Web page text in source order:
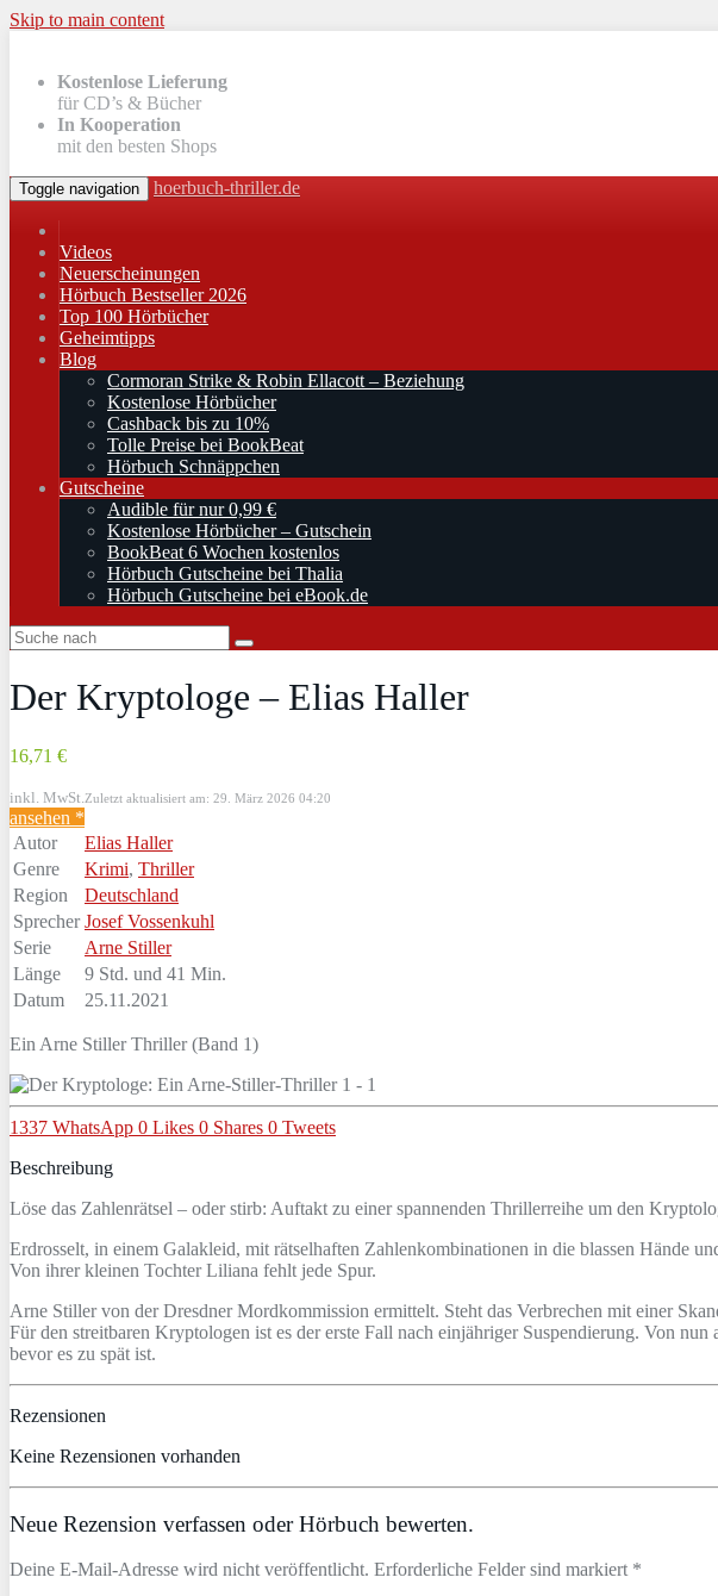
Skip to main content
Kostenlose Lieferung
für CD’s & Bücher
In Kooperation
mit den besten Shops
Toggle navigation hoerbuch-thriller.de
Videos
Neuerscheinungen
Hörbuch Bestseller 2026
Top 100 Hörbücher
Geheimtipps
Blog
Cormoran Strike & Robin Ellacott – Beziehung
Kostenlose Hörbücher
Cashback bis zu 10%
Tolle Preise bei BookBeat
Hörbuch Schnäppchen
Gutscheine
Audible für nur 0,99 €
Kostenlose Hörbücher – Gutschein
BookBeat 6 Wochen kostenlos
Hörbuch Gutscheine bei Thalia
Hörbuch Gutscheine bei eBook.de
Der Kryptologe – Elias Haller
16,71 €
inkl. MwSt. Zuletzt aktualisiert am: 29. März 2026 04:20
ansehen *
Autor
Elias Haller
Genre
Krimi, Thriller
Region
Deutschland
Sprecher Josef Vossenkuhl
Serie
Arne Stiller
Länge
9 Std. und 41 Min.
Datum
25.11.2021
Ein Arne Stiller Thriller (Band 1)
1337 WhatsApp 0 Likes 0 Shares 0 Tweets
Beschreibung
Löse das Zahlenrätsel – oder stirb: Auftakt zu einer spannenden Thrillerreihe um den
Erdrosselt, in einem Galakleid, mit rätselhaften Zahlenkombinationen in die blassen Hände
Von ihrer kleinen Tochter Liliana fehlt jede Spur.
Arne Stiller von der Dresdner Mordkommission ermittelt. Steht das Verbrechen mit einer
Für den streitbaren Kryptologen ist es der erste Fall nach einjähriger Suspendierung. Von
bevor es zu spät ist.
Rezensionen
Keine Rezensionen vorhanden
Neue Rezension verfassen oder Hörbuch bewerten.
Deine E-Mail-Adresse wird nicht veröffentlicht. Erforderliche Felder sind markiert *